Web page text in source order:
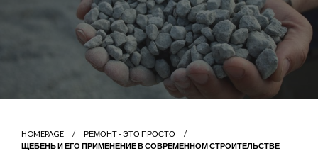
HOMEPAGE
РЕМОНТ - ЭТО ПРОСТО
ЩЕБЕНЬ И ЕГО ПРИМЕНЕНИЕ В СОВРЕМЕННОМ СТРОИТЕЛЬСТВЕ